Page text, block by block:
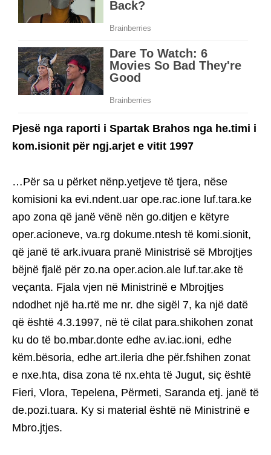
Pjesë nga raporti i Spartak Brahos nga he.timi i
kom.isionit për ngj.arjet e vitit 1997
…Për sa u përket nënp.yetjeve të tjera, nëse
komisioni ka evi.ndent.uar ope.rac.ione luf.tara.ke
apo zona që janë vënë nën go.ditjen e këtyre
oper.acioneve, va.rg dokume.ntesh të komi.sionit,
që janë të ark.ivuara pranë Ministrisë së Mbrojtjes
bëjnë fjalë për zo.na oper.acion.ale luf.tar.ake të
veçanta. Fjala vjen në Ministrinë e Mbrojtjes
ndodhet një ha.rtë me nr. dhe sigël 7, ka një datë
që është 4.3.1997, në të cilat para.shikohen zonat
ku do të bo.mbar.donte edhe av.iac.ioni, edhe
këm.bësoria, edhe art.ileria dhe për.fshihen zonat
e nxe.hta, disa zona të nx.ehta të Jugut, siç është
Fieri, Vlora, Tepelena, Përmeti, Saranda etj. janë të
de.pozi.tuara. Ky si material është në Ministrinë e
Mbro.jtjes.